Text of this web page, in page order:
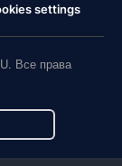
settings
Все права